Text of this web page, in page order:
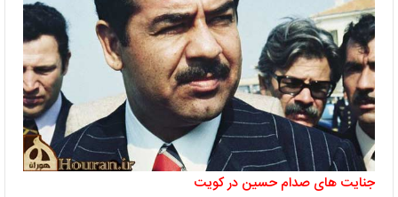
جنایت های صدام حسین در کویت